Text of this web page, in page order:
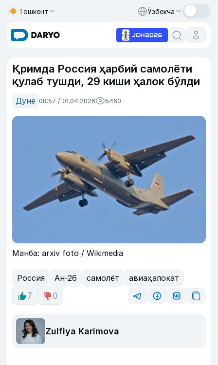
Тошкент Ўзбекча
Қримда Россия ҳарбий самолёти
қулаб тушди, 29 киши ҳалок бўлди
Дунё 08:57 / 01.04.2026 5460
Манба: arxiv foto / Wikimedia
Россия Ан-26 самолёт
авиаҳалокат
7
0
Zulfiya Karimova